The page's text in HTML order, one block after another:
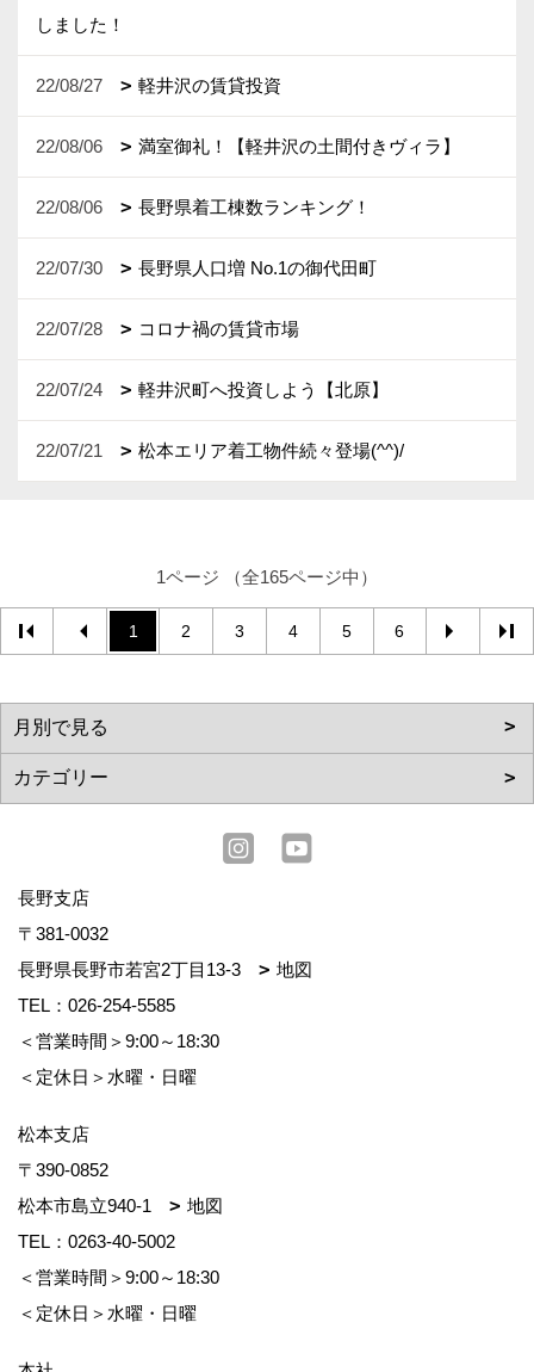
しました！
22/08/27 軽井沢の賃貸投資
22/08/06 満室御礼！【軽井沢の土間付きヴィラ】
22/08/06 長野県着工棟数ランキング！
22/07/30 長野県人口増 No.1の御代田町
22/07/28 コロナ禍の賃貸市場
22/07/24 軽井沢町へ投資しよう【北原】
22/07/21 松本エリア着工物件続々登場(^^)/
1ページ （全165ページ中）
1 2 3 4 5 6
長野支店
〒381-0032
長野県長野市若宮2丁目13-3
地図
TEL： 026-254-5585
＜営業時間＞9:00～18:30
＜定休日＞水曜・日曜
松本支店
〒390-0852
松本市島立940-1
地図
TEL： 0263-40-5002
＜営業時間＞9:00～18:30
＜定休日＞水曜・日曜